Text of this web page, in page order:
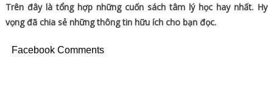
Trên đây là tổng hợp những cuốn sách tâm lý học hay nhất. Hy
vọng đã chia sẻ những thông tin hữu ích cho bạn đọc.
Facebook Comments